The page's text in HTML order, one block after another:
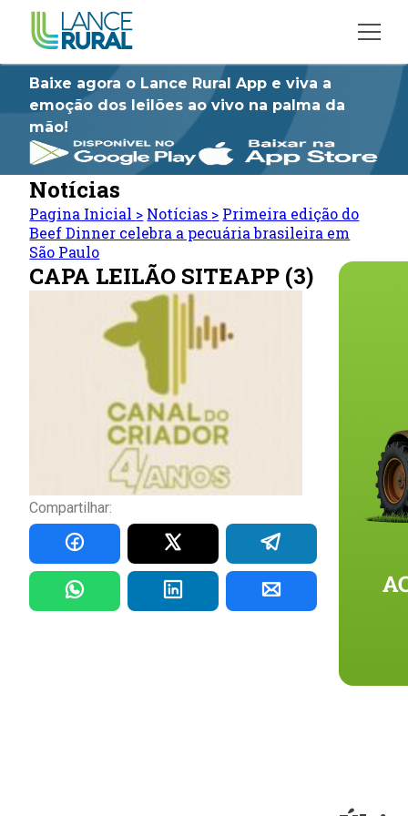
Baixe agora o Lance Rural App e viva a
emoção dos leilões ao vivo na palma da
mão!
Notícias
Pagina Inicial > Notícias > Primeira edição do
Beef Dinner celebra a pecuária brasileira em
São Paulo
CAPA LEILÃO SITEAPP (3)
Compartilhar: